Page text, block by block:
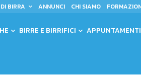
BIRRA ANNUNCI CHI SIAMO
BIRRE E BIRRIFICI APPUNTAMENTI